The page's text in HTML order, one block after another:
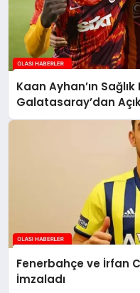
Kaan Ayhan’ın
Galatasaray’dan
Fenerbahçe ve İrfan
İmzaladı